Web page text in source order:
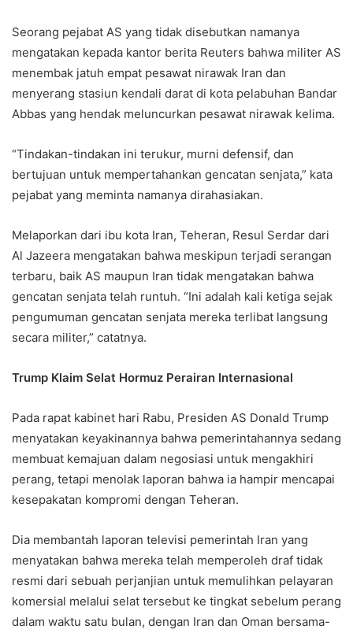
Seorang pejabat AS yang tidak disebutkan namanya
mengatakan kepada kantor berita Reuters bahwa militer AS
menembak jatuh empat pesawat nirawak Iran dan
menyerang stasiun kendali darat di kota pelabuhan Bandar
Abbas yang hendak meluncurkan pesawat nirawak kelima.
“Tindakan-tindakan ini terukur, murni defensif, dan
bertujuan untuk mempertahankan gencatan senjata,” kata
pejabat yang meminta namanya dirahasiakan.
Melaporkan dari ibu kota Iran, Teheran, Resul Serdar dari
Al Jazeera mengatakan bahwa meskipun terjadi serangan
terbaru, baik AS maupun Iran tidak mengatakan bahwa
gencatan senjata telah runtuh. “Ini adalah kali ketiga sejak
pengumuman gencatan senjata mereka terlibat langsung
secara militer,” catatnya.
Trump Klaim Selat Hormuz Perairan Internasional
Pada rapat kabinet hari Rabu, Presiden AS Donald Trump
menyatakan keyakinannya bahwa pemerintahannya sedang
membuat kemajuan dalam negosiasi untuk mengakhiri
perang, tetapi menolak laporan bahwa ia hampir mencapai
kesepakatan kompromi dengan Teheran.
Dia membantah laporan televisi pemerintah Iran yang
menyatakan bahwa mereka telah memperoleh draf tidak
resmi dari sebuah perjanjian untuk memulihkan pelayaran
komersial melalui selat tersebut ke tingkat sebelum perang
dalam waktu satu bulan, dengan Iran dan Oman bersama-